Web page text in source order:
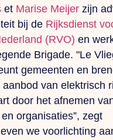
et Marise Meijer zijn
bij de Rijksdienst
(RVO) en
Brigade. "Le
gemeenten en
van elektrisch
door het afnemen
organisaties”, zegt
we voorlichting